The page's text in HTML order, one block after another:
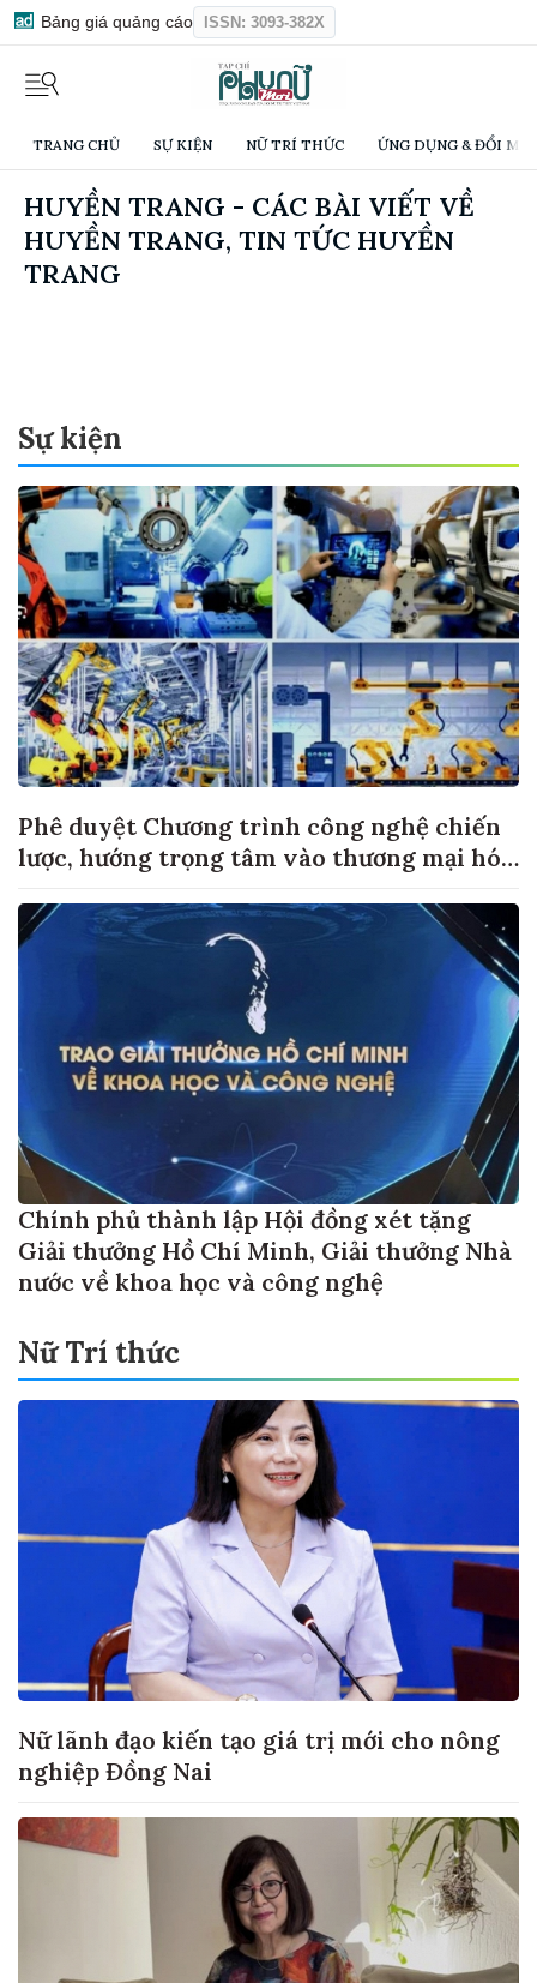
Bảng giá quảng cáo ISSN: 3093-382X
TRANG CHỦ SỰ KIỆN NỮ TRÍ THỨC ỨNG DỤNG & ĐỔI
HUYỀN TRANG - CÁC BÀI VIẾT VỀ
HUYỀN TRANG, TIN TỨC HUYỀN
TRANG
Sự kiện
Phê duyệt Chương trình công nghệ chiến
lược, hướng trọng tâm vào thương mại hóa
Chính phủ thành lập Hội đồng xét tặng
Giải thưởng Hồ Chí Minh, Giải thưởng Nhà
nước về khoa học và công nghệ
Nữ Trí thức
Nữ lãnh đạo kiến tạo giá trị mới cho nông
nghiệp Đồng Nai